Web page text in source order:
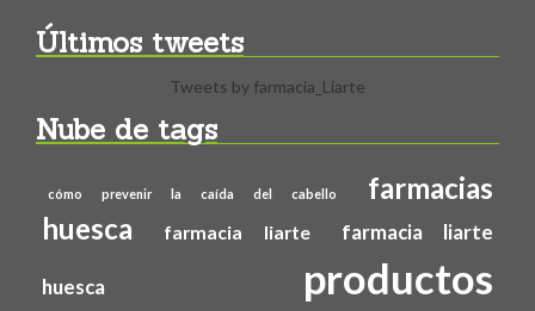
Últimos tweets
Tweets by farmacia_Liarte
Nube de tags
cómo prevenir la caída del cabello
farmacias
huesca
farmacia liarte farmacia liarte
huesca
productos